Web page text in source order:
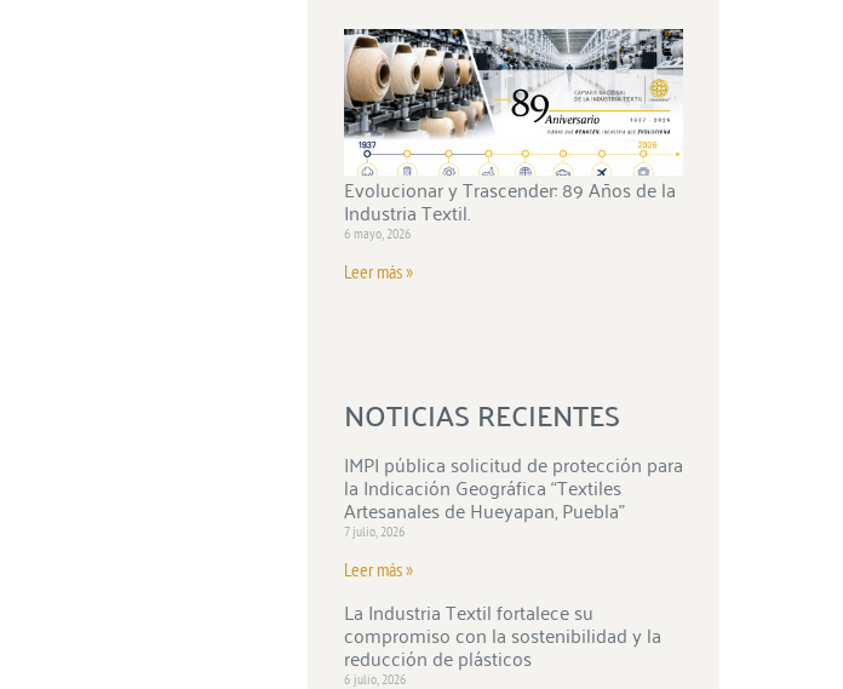
Evolucionar y Trascender: 89 Años de la
Industria Textil.
6 mayo, 2026
Leer más »
NOTICIAS RECIENTES
IMPI pública solicitud de protección para
la Indicación Geográfica “Textiles
Artesanales de Hueyapan, Puebla”
7 julio, 2026
Leer más »
La Industria Textil fortalece su
compromiso con la sostenibilidad y la
reducción de plásticos
6 julio, 2026